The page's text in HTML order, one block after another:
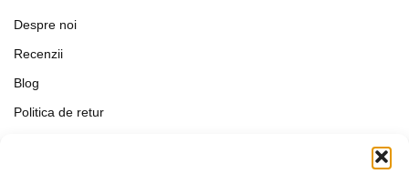
Despre noi
Recenzii
Blog
Politica de retur